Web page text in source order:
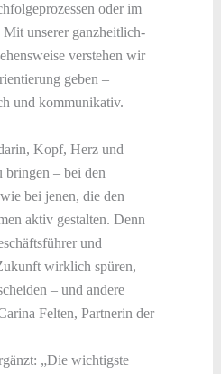
oder im
unserer ganzheitlich-
verstehen wir
geben –
und kommunikativ.
Kopf, Herz und
– bei den
bei jenen, die den
aktiv gestalten. Denn
und
wirklich spüren,
– und andere
Felten, Partnerin der
„Die wichtigste